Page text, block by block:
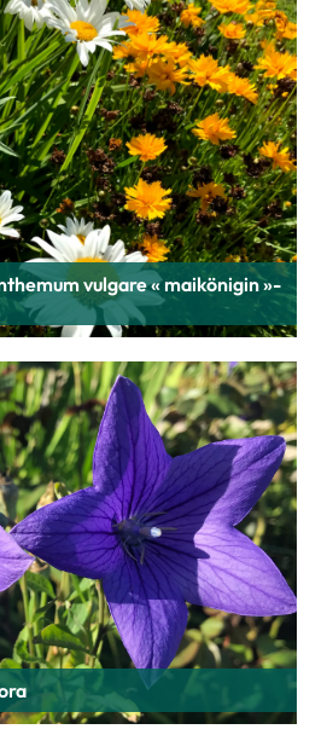
vulgare « maikönigin »-